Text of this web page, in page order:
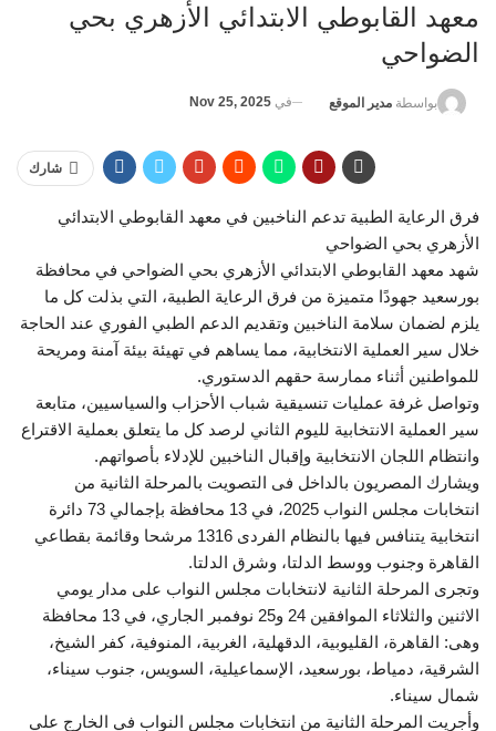
معهد القابوطي الابتدائي الأزهري بحي
الضواحي
بواسطة مدير الموقع في Nov 25, 2025
شارك
فرق الرعاية الطبية تدعم الناخبين في معهد القابوطي الابتدائي
الأزهري بحي الضواحي
شهد معهد القابوطي الابتدائي الأزهري بحي الضواحي في محافظة
بورسعيد جهودًا متميزة من فرق الرعاية الطبية، التي بذلت كل ما
يلزم لضمان سلامة الناخبين وتقديم الدعم الطبي الفوري عند الحاجة
خلال سير العملية الانتخابية، مما يساهم في تهيئة بيئة آمنة ومريحة
للمواطنين أثناء ممارسة حقهم الدستوري.
وتواصل غرفة عمليات تنسيقية شباب الأحزاب والسياسيين، متابعة
سير العملية الانتخابية لليوم الثاني لرصد كل ما يتعلق بعملية الاقتراع
وانتظام اللجان الانتخابية وإقبال الناخبين للإدلاء بأصواتهم.
ويشارك المصريون بالداخل فى التصويت بالمرحلة الثانية من
انتخابات مجلس النواب 2025، في 13 محافظة بإجمالي 73 دائرة
انتخابية يتنافس فيها بالنظام الفردى 1316 مرشحا وقائمة بقطاعي
القاهرة وجنوب ووسط الدلتا، وشرق الدلتا.
وتجرى المرحلة الثانية لانتخابات مجلس النواب على مدار يومي
الاثنين والثلاثاء الموافقين 24 و25 نوفمبر الجاري، في 13 محافظة
وهى: القاهرة، القليوبية، الدقهلية، الغربية، المنوفية، كفر الشيخ،
الشرقية، دمياط، بورسعيد، الإسماعيلية، السويس، جنوب سيناء،
شمال سيناء.
وأجريت المرحلة الثانية من انتخابات مجلس النواب في الخارج علي